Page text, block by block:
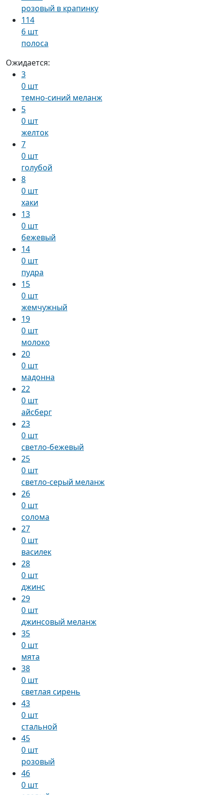
розовый в крапинку
114
6 шт
полоса
Ожидается:
3
0 шт
темно-синий меланж
5
0 шт
желток
7
0 шт
голубой
8
0 шт
хаки
13
0 шт
бежевый
14
0 шт
пудра
15
0 шт
жемчужный
19
0 шт
молоко
20
0 шт
мадонна
22
0 шт
айсберг
23
0 шт
светло-бежевый
25
0 шт
светло-серый меланж
26
0 шт
солома
27
0 шт
василек
28
0 шт
джинс
29
0 шт
джинсовый меланж
35
0 шт
мята
38
0 шт
светлая сирень
43
0 шт
стальной
45
0 шт
розовый
46
0 шт